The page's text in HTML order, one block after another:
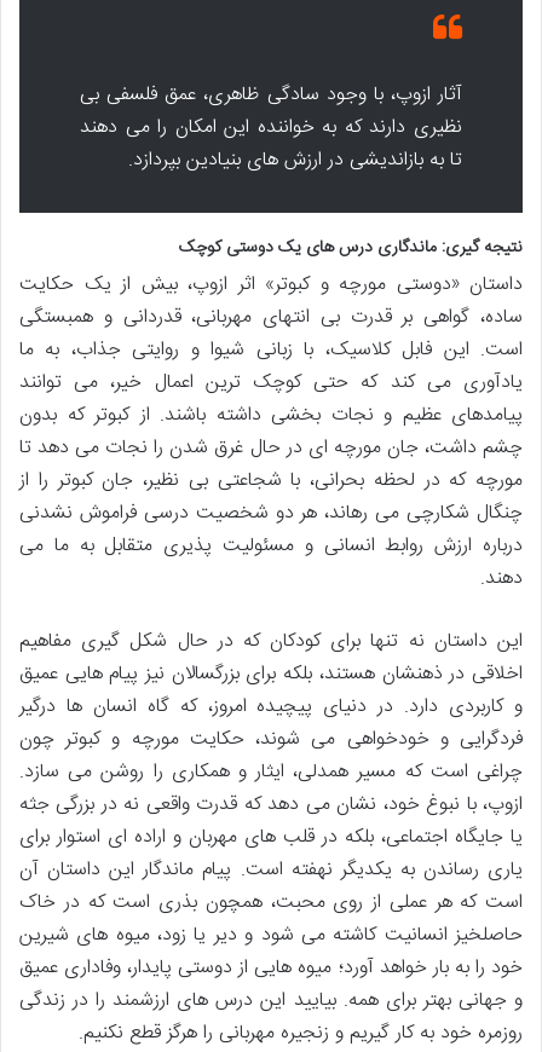
آثار ازوپ، با وجود سادگی ظاهری، عمق فلسفی بی
نظیری دارند که به خواننده این امکان را می دهند
تا به بازاندیشی در ارزش های بنیادین بپردازد.
نتیجه گیری: ماندگاری درس های یک دوستی کوچک
داستان «دوستی مورچه و کبوتر» اثر ازوپ، بیش از یک حکایت
ساده، گواهی بر قدرت بی انتهای مهربانی، قدردانی و همبستگی
است. این فابل کلاسیک، با زبانی شیوا و روایتی جذاب، به ما
یادآوری می کند که حتی کوچک ترین اعمال خیر، می توانند
پیامدهای عظیم و نجات بخشی داشته باشند. از کبوتر که بدون
چشم داشت، جان مورچه ای در حال غرق شدن را نجات می دهد تا
مورچه که در لحظه بحرانی، با شجاعتی بی نظیر، جان کبوتر را از
چنگال شکارچی می رهاند، هر دو شخصیت درسی فراموش نشدنی
درباره ارزش روابط انسانی و مسئولیت پذیری متقابل به ما می
دهند.
این داستان نه تنها برای کودکان که در حال شکل گیری مفاهیم
اخلاقی در ذهنشان هستند، بلکه برای بزرگسالان نیز پیام هایی عمیق
و کاربردی دارد. در دنیای پیچیده امروز، که گاه انسان ها درگیر
فردگرایی و خودخواهی می شوند، حکایت مورچه و کبوتر چون
چراغی است که مسیر همدلی، ایثار و همکاری را روشن می سازد.
ازوپ، با نبوغ خود، نشان می دهد که قدرت واقعی نه در بزرگی جثه
یا جایگاه اجتماعی، بلکه در قلب های مهربان و اراده ای استوار برای
یاری رساندن به یکدیگر نهفته است. پیام ماندگار این داستان آن
است که هر عملی از روی محبت، همچون بذری است که در خاک
حاصلخیز انسانیت کاشته می شود و دیر یا زود، میوه های شیرین
خود را به بار خواهد آورد؛ میوه هایی از دوستی پایدار، وفاداری عمیق
و جهانی بهتر برای همه. بیایید این درس های ارزشمند را در زندگی
روزمره خود به کار گیریم و زنجیره مهربانی را هرگز قطع نکنیم.